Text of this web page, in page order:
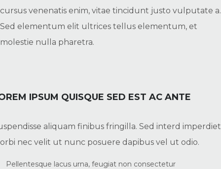
cursus venenatis enim, vitae tincidunt justo vulputate a.
Sed elementum elit ultrices tellus elementum, et
molestie nulla pharetra.
IPSUM QUISQUE SED EST AC ANTE
aliquam finibus fringilla. Sed interd
nec velit ut nunc posuere dapibus vel ut odio.
Pellentesque lacus urna, feugiat non consectetur